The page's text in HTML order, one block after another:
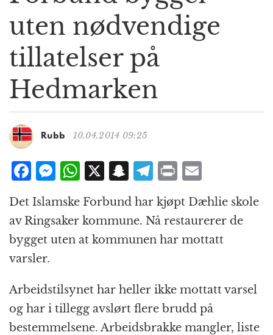
g
a
t
i
o
uten nødvendige
tillatelser på
Hedmarken
Rubb 10.04.2014 09:25
F
a
c
e
b
o
o
k
M
ss
e
n
e
r
W
at
s
A
p
X S
n
a
p
c
at
T
el
e
g
r
m
P
n
t
m
ai
l
Det Islamske Forbund har kjøpt Dæhlie skole
av Ringsaker kommune. Nå restaurerer de
bygget uten at kommunen har mottatt
varsler.
Arbeidstilsynet har heller ikke mottatt varsel
og har i tillegg avslørt flere brudd på
bestemmelsene. Arbeidsbrakke mangler, liste